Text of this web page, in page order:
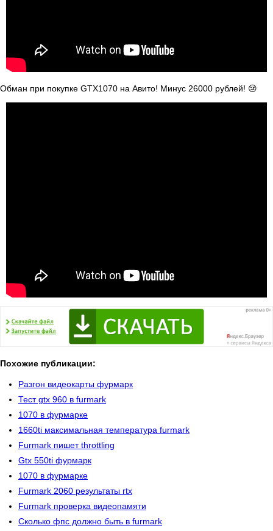
Обман при покупке GTX1070 на Авито! Минус 26000 рублей! 😢
Похожие публикации:
Разгон видеокарты фурмарк
Тест gtx 960 в furmark
1070 в фурмарке
1660ti максимальная температура furmark
Furmark пишет throttling
Gtx 550ti фурмарк
1070 в фурмарке
Furmark 2060 результаты rtx
Furmark проверка видеопамяти
Сколько фпс должно быть в furmark